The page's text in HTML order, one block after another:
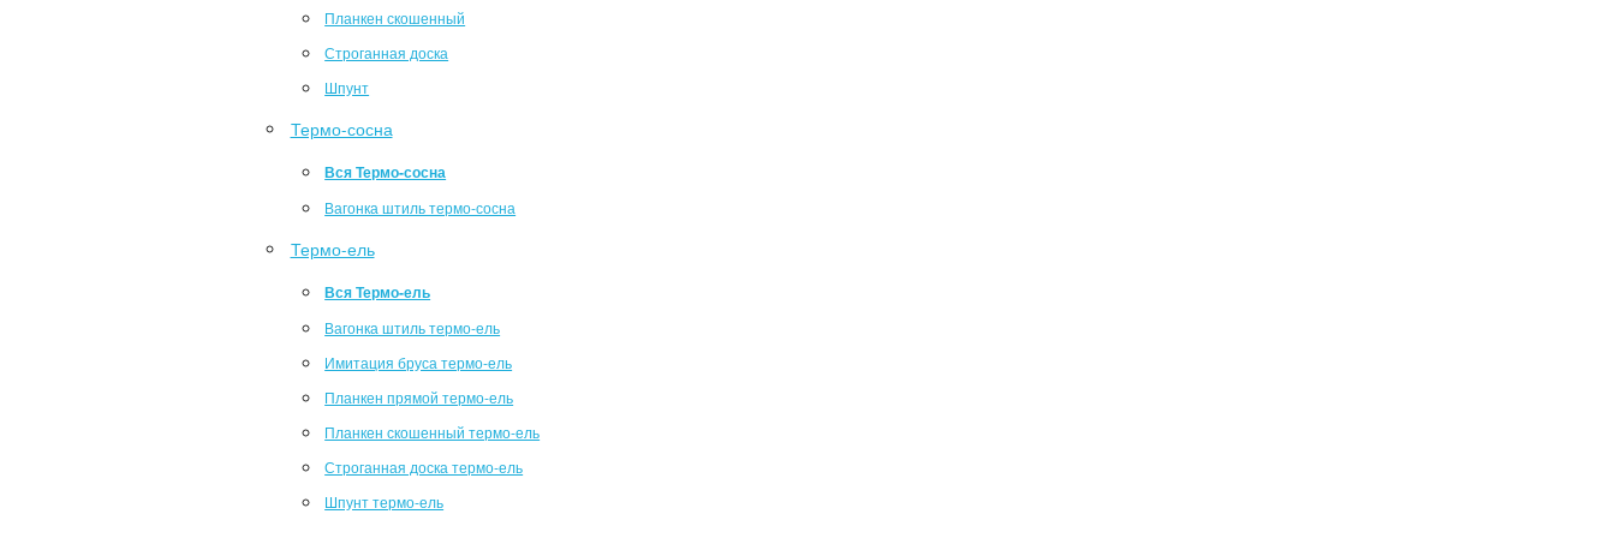
Планкен скошенный
Строганная доска
Шпунт
Термо-сосна
Вся Термо-сосна
Вагонка штиль термо-сосна
Термо-ель
Вся Термо-ель
Вагонка штиль термо-ель
Имитация бруса термо-ель
Планкен прямой термо-ель
Планкен скошенный термо-ель
Строганная доска термо-ель
Шпунт термо-ель